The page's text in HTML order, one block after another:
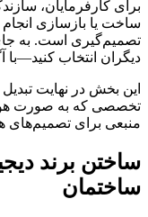
برای کارفرمایان،
ساخت یا بازسازی انجام
تصمیم‌گیری است. به جای
دیگران انتخاب
این بخش در نهایت
تخصصی که به صورت
منبعی برای تصمیم‌های
ساختن برند
ساختمان